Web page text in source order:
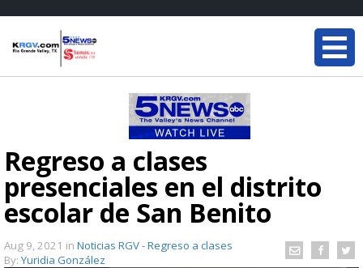
Regreso a clases
presenciales en el distrito
escolar de San Benito
Aug 9, 2021 in Noticias RGV - Regreso a clases
By: Yuridia González